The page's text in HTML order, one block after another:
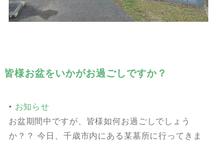
皆様お盆をいかがお過ごしですか？
• お知らせ
お盆期間中ですが、皆様如何お過ごしでしょう
か？？ 今日、千歳市内にある某墓所に行ってきま